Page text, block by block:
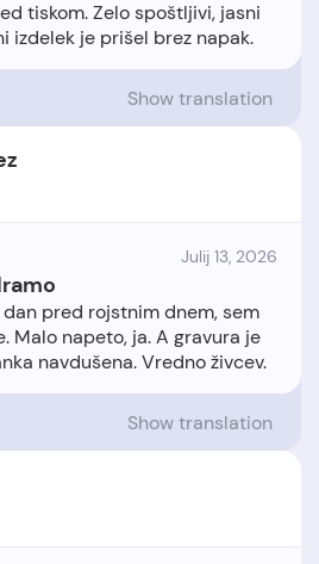
tiskom. Zelo spoštljivi, jasni
Show translation
Julij 13, 2026
pred rojstnim dnem, sem
Malo napeto, ja. A gravura je
Show translation